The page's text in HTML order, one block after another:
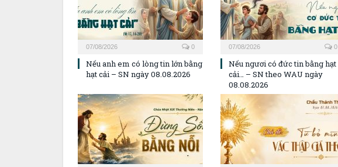
07/08/2026 0
Nếu anh em có lòng tin lớn bằng
hạt cải – SN ngày 08.08.2026
07/08/2026 0
Nếu ngươi có đức tin bằng hạt
cải… – SN theo WAU ngày
08.08.2026